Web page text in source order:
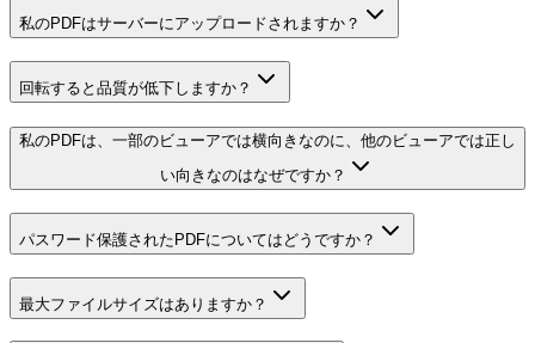
私のPDFはサーバーにアップロードされますか？
回転すると品質が低下しますか？
私のPDFは、一部のビューアでは横向きなのに、他のビューアでは正し
い向きなのはなぜですか？
パスワード保護されたPDFについてはどうですか？
最大ファイルサイズはありますか？